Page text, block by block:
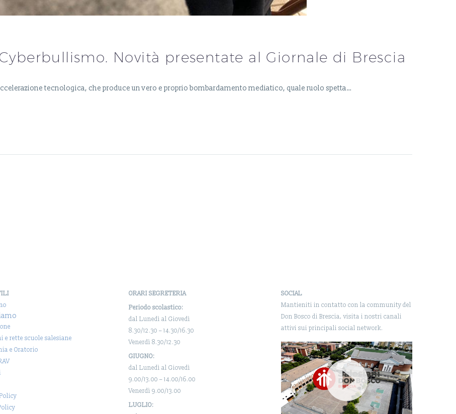
Novità presentate al Giornale di Brescia
tecnologica, che produce un vero e proprio bombardamento mediatico, quale ruolo spetta…
e rette scuole salesiane
e Oratorio
ORARI SEGRETERIA
Periodo scolastico:
dal Lunedì al Giovedì
8.30/12.30 – 14.30/16.30
Venerdì 8.30/12.30
GIUGNO:
dal Lunedì al Giovedì
9.00/13.00 – 14.00/16.00
Venerdì 9.00/13.00
LUGLIO:
SOCIAL
Mantieniti in contatto con la community del
Don Bosco di Brescia, visita i nostri canali
attivi sui principali social network.